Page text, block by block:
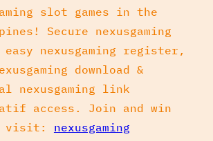
slot games in the
Secure nexusgaming
nexusgaming register,
download &
nexusgaming link
access. Join and win
visit: nexusgaming